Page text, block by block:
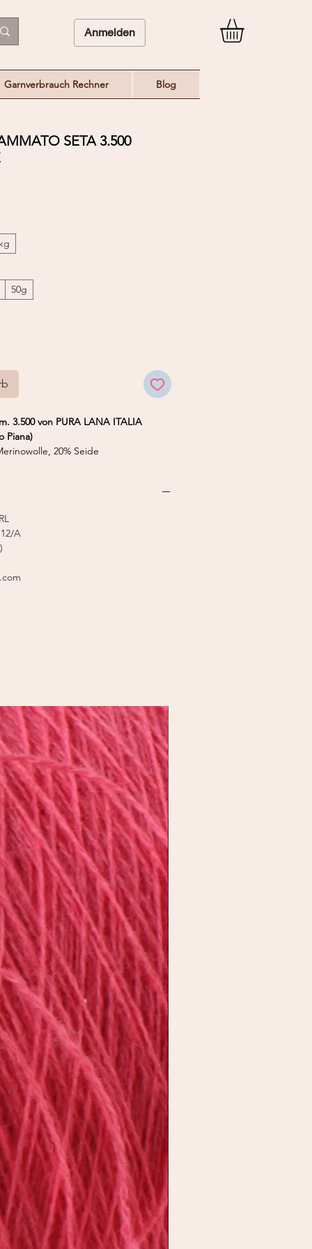
Anmelden
Garnverbrauch Rechner Blog
SETA 3.500
50g
3.500 von PURA LANA ITALIA
Piana)
20% Seide
A